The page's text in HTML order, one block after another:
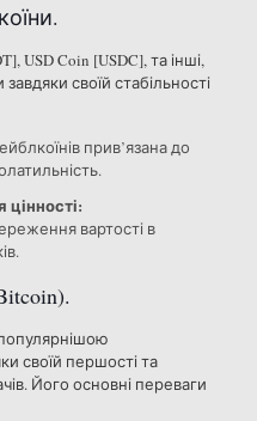
USD Coin [USDC], та інші,
своїй стабільності
прив’язана до
цінності:
вартості в
своїй першості та
Його основні переваги